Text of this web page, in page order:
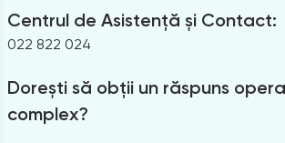
Centrul de Asistență și Contact:
022 822 024
Dorești să obții un răspuns
complex?